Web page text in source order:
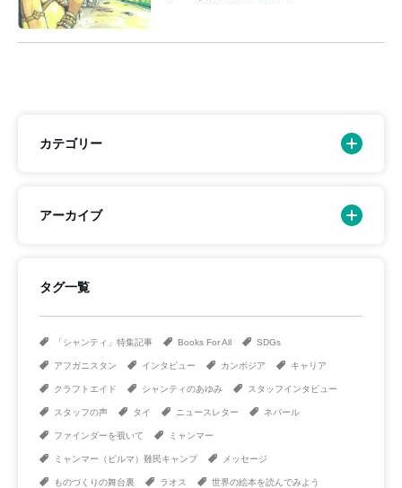
カテゴリー
アーカイブ
タグ一覧
「シャンティ」特集記事 Books For All SDGs
アフガニスタン インタビュー カンボジア キャリア
クラフトエイド シャンティのあゆみ スタッフインタビュー
スタッフの声 タイ ニュースレター ネパール
ファインダーを覗いて ミャンマー
ミャンマー（ビルマ）難民キャンプ メッセージ
ものづくりの舞台裏 ラオス 世界の絵本を読んでみよう